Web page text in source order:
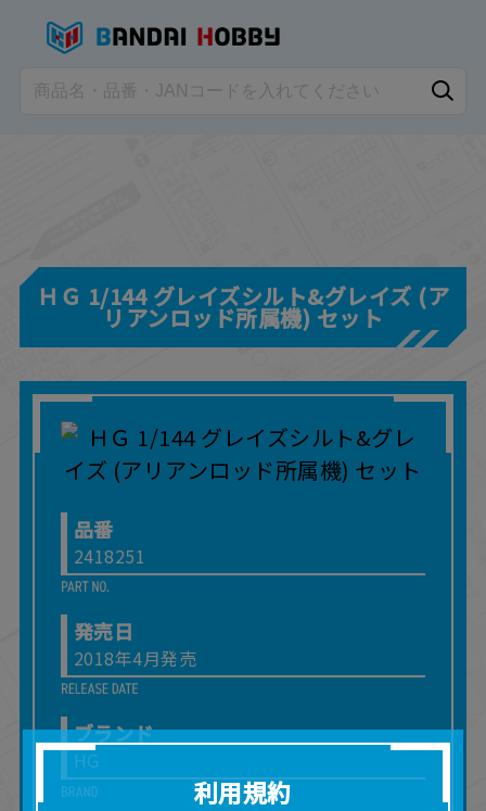
ＨＧ 1/144 グレイズシルト&グレイズ (ア
リアンロッド所属機) セット
品番
2418251
発売日
2018年4月発売
ブランド
HG
利用規約